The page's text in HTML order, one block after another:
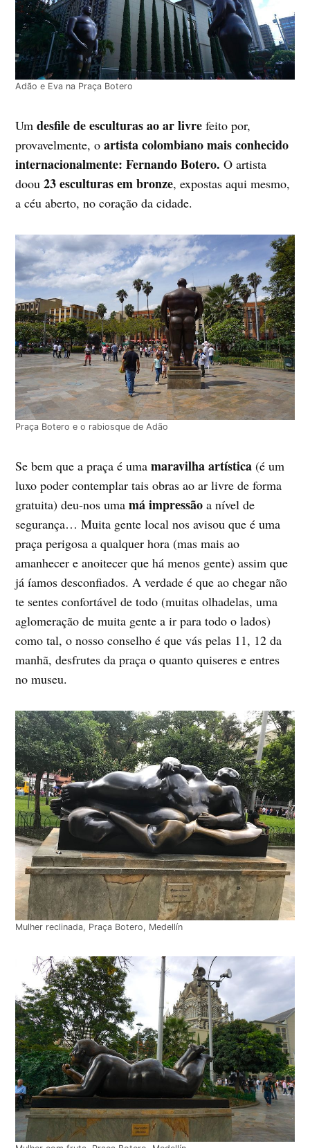
Adão e Eva na Praça Botero
Umdesfile de esculturas ao ar livre feito por,
provavelmente, oartista colombiano mais conhecido
internacionalmente: Fernando Botero.O artista
doou23 esculturas em bronze, expostas aqui mesmo,
a céu aberto, no coração da cidade.
Praça Botero e o rabiosque de Adão
Se bem que a praça é umamaravilha artística (é um
luxo poder contemplar tais obras ao ar livre de forma
gratuita) deu-nos uma má impressão a nível de
segurança… Muita gente local nos avisou que é uma
praça perigosa a qualquer hora (mas mais ao
amanhecer e anoitecer que há menos gente) assim que
já íamos desconfiados. A verdade é que ao chegar não
te sentes confortável de todo (muitas olhadelas, uma
aglomeração de muita gente a ir para todo o lados)
como tal, o nosso conselho é que vás pelas 11, 12 da
manhã, desfrutes da praça o quanto quiseres e entres
no museu.
Mulher reclinada, Praça Botero, Medellín